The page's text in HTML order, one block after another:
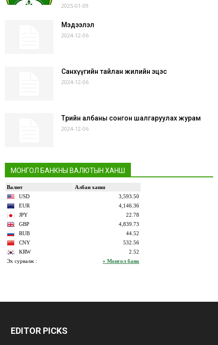
2025-01-09
Мэдээлэл
2024-12-06
Санхүүгийн тайлан жилийн эцэс
2024-12-06
Төрийн албаны сонгон шалгаруулах журам
2024-12-06
МОНГОЛ БАНКНЫ ВАЛЮТЫН ХАНШ
siteler
EDITOR PICKS